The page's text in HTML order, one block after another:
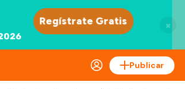
×
Publicar